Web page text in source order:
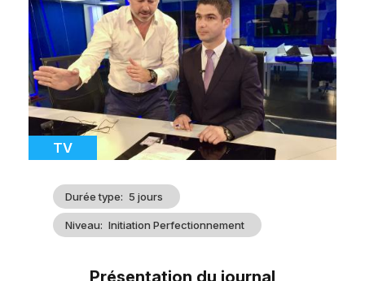
d'illustration
Catégorie
TV
Durée type 5 jours
Niveau Initiation Perfectionnement